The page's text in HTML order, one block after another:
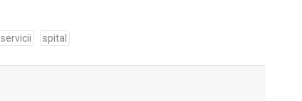
servicii spital